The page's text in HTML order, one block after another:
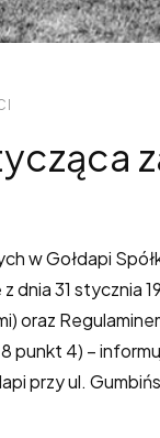
w Gołdapi
dnia 31 stycznia
oraz
punkt 4) –
przy ul.